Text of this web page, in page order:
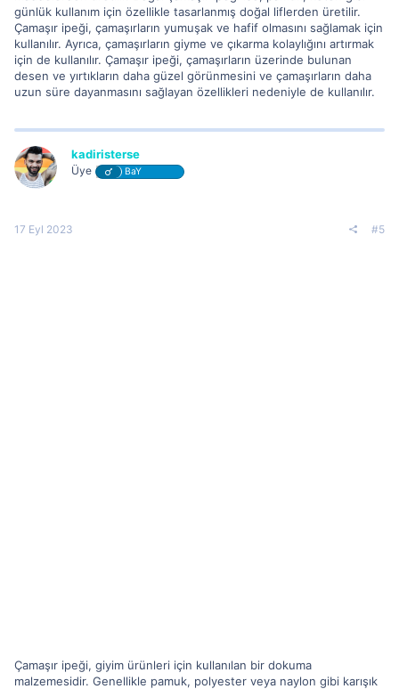
günlük kullanım için özellikle tasarlanmış doğal liflerden üretilir.
Çamaşır ipeği, çamaşırların yumuşak ve hafif olmasını sağlamak için
kullanılır. Ayrıca, çamaşırların giyme ve çıkarma kolaylığını artırmak
için de kullanılır. Çamaşır ipeği, çamaşırların üzerinde bulunan
desen ve yırtıkların daha güzel görünmesini ve çamaşırların daha
uzun süre dayanmasını sağlayan özellikleri nedeniyle de kullanılır.
kadiristerse
Üye BaY
17 Eyl 2023 #5
Çamaşır ipeği, giyim ürünleri için kullanılan bir dokuma
malzemesidir. Genellikle pamuk, polyester veya naylon gibi karışık